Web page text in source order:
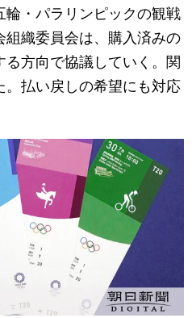
・パラリンピックの観戦
組織委員会は、購入済みの
方向で協議していく。関
払い戻しの希望にも対応